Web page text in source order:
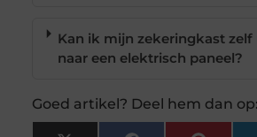
Kan ik mijn zekeringkast zelf
naar een elektrisch paneel?
Goed artikel? Deel hem dan op: